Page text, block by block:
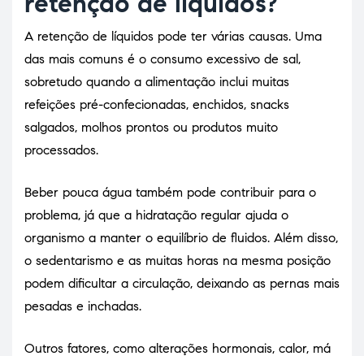
A retenção de líquidos pode ter várias causas. Uma
das mais comuns é o consumo excessivo de sal,
sobretudo quando a alimentação inclui muitas
refeições pré-confecionadas, enchidos, snacks
salgados, molhos prontos ou produtos muito
processados.
Beber pouca água também pode contribuir para o
problema, já que a hidratação regular ajuda o
organismo a manter o equilíbrio de fluidos. Além disso,
o sedentarismo e as muitas horas na mesma posição
podem dificultar a circulação, deixando as pernas mais
pesadas e inchadas.
Outros fatores, como alterações hormonais, calor, má